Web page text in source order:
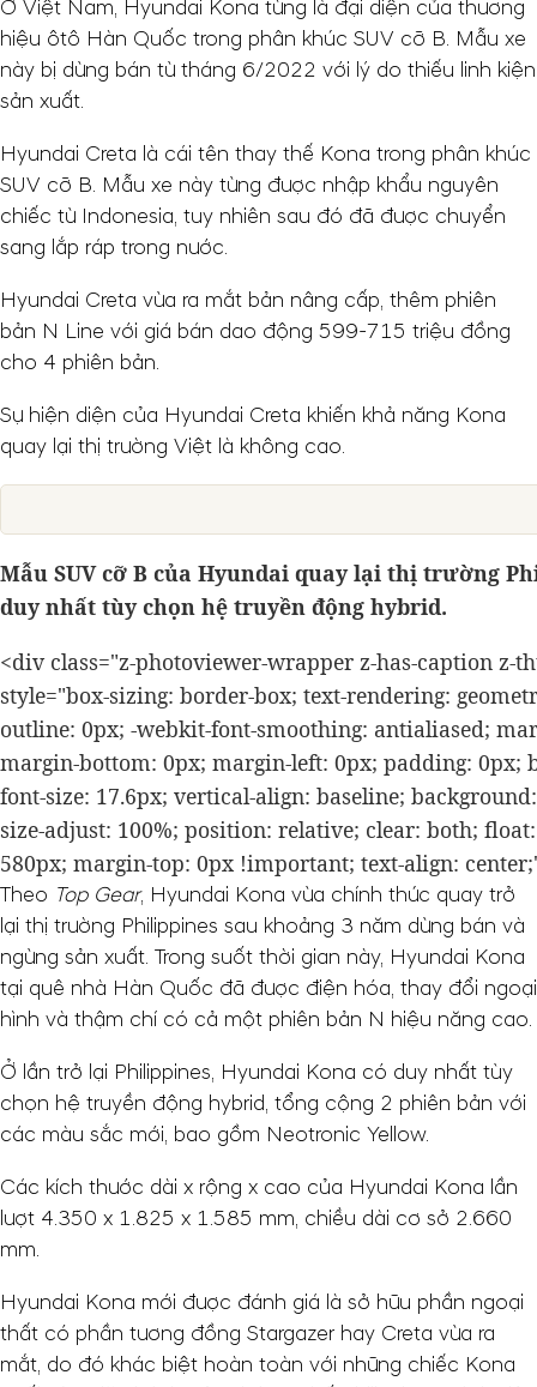
Ở Việt Nam, Hyundai Kona từng là đại diện của thương
hiệu ôtô Hàn Quốc trong phân khúc SUV cỡ B. Mẫu xe
này bị dừng bán từ tháng 6/2022 với lý do thiếu linh kiện
sản xuất.
Hyundai Creta là cái tên thay thế Kona trong phân khúc
SUV cỡ B. Mẫu xe này từng được nhập khẩu nguyên
chiếc từ Indonesia, tuy nhiên sau đó đã được chuyển
sang lắp ráp trong nước.
Hyundai Creta vừa ra mắt bản nâng cấp, thêm phiên
bản N Line với giá bán dao động 599-715 triệu đồng
cho 4 phiên bản.
Sự hiện diện của Hyundai Creta khiến khả năng Kona
quay lại thị trường Việt là không cao.
Mẫu SUV cỡ B của Hyundai quay lại thị trường
duy nhất tùy chọn hệ truyền động hybrid.
<div class="z-photoviewer-wrapper z-has-caption z-
style="box-sizing: border-box; text-rendering:
outline: 0px; -webkit-font-smoothing: antialiased;
margin-bottom: 0px; margin-left: 0px; padding: 0px;
font-size: 17.6px; vertical-align: baseline;
size-adjust: 100%; position: relative; clear: both;
580px; margin-top: 0px !important; text-align:
Theo Top Gear, Hyundai Kona vừa chính thức quay trở
lại thị trường Philippines sau khoảng 3 năm dừng bán và
ngừng sản xuất. Trong suốt thời gian này, Hyundai Kona
tại quê nhà Hàn Quốc đã được điện hóa, thay đổi ngoại
hình và thậm chí có cả một phiên bản N hiệu năng cao.
Ở lần trở lại Philippines, Hyundai Kona có duy nhất tùy
chọn hệ truyền động hybrid, tổng cộng 2 phiên bản với
các màu sắc mới, bao gồm Neotronic Yellow.
Các kích thước dài x rộng x cao của Hyundai Kona lần
lượt 4.350 x 1.825 x 1.585 mm, chiều dài cơ sở 2.660
mm.
Hyundai Kona mới được đánh giá là sở hữu phần ngoại
thất có phần tương đồng Stargazer hay Creta vừa ra
mắt, do đó khác biệt hoàn toàn với những chiếc Kona